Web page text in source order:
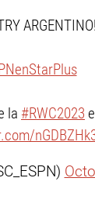
la #RWC2023